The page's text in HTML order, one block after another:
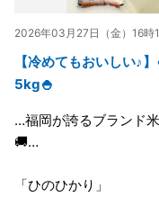
2026年03月27日（金）16時
【冷めてもおいしい♪
5kg🍚
…福岡が誇るブランド
🚚…
「ひのひかり」